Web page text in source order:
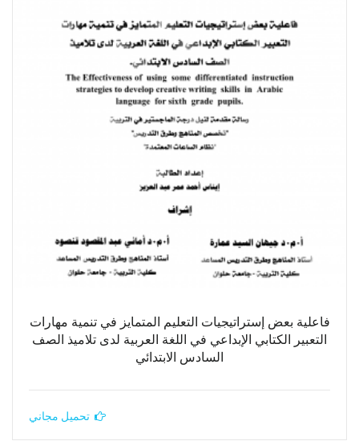
فاعلية بعض إستراتيجيات التعليم المتمايز في تنمية مهارات
التعبير الكتابي الإبداعي في اللغة العربية لدى تلاميذ الصف
السادس الابتدائي
تحميل مجاني